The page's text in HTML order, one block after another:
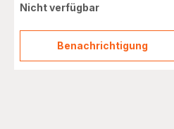
Benachrichtigung
Kanne
Nicht verfügbar